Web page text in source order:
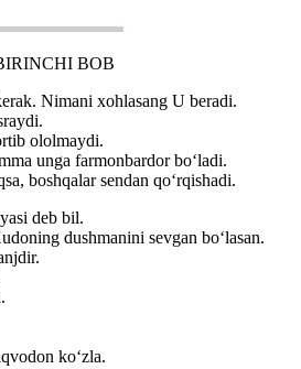
BOB
Nimani xohlasang U beradi.
ololmaydi.
unga farmonbardor bo‘ladi.
boshqalar sendan qo‘rqishadi.
deb bil.
dushmanini sevgan bo‘lasan.
ko‘zla.